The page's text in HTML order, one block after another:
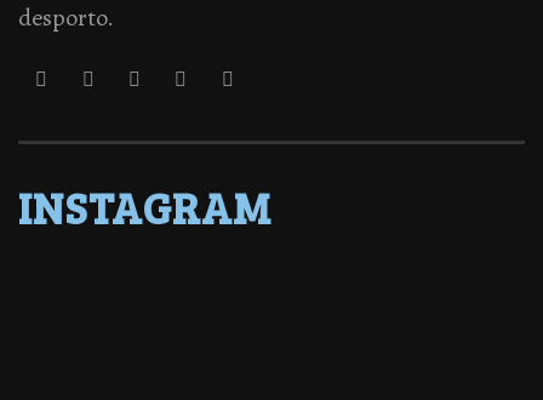
desporto.
INSTAGRAM